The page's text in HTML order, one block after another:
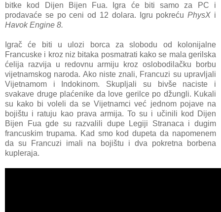
bitke kod Dijen Bijen Fua. Igra će biti samo za PC i
prodavaće se po ceni od 12 dolara. Igru pokrećuPhysX i
Havok Engine 8.
Igrač će biti u ulozi borca za slobodu od kolonijalne
Francuske i kroz niz bitaka posmatrati kako se mala gerilska
ćelija razvija u redovnu armiju kroz oslobodilačku borbu
vijetnamskog naroda. Ako niste znali, Francuzi su upravljali
Vijetnamom i Indokinom. Skupljali su bivše naciste i
svakave druge plaćenike da love gerilce po džungli. Kukali
su kako bi voleli da se Vijetnamci već jednom pojave na
bojištu i ratuju kao prava armija. To su i učinili kod Dijen
Bijen Fua gde su razvalili dupe Legiji Stranaca i dugim
francuskim trupama. Kad smo kod dupeta da napomenem
da su Francuzi imali na bojištu i dva pokretna borbena
kupleraja.